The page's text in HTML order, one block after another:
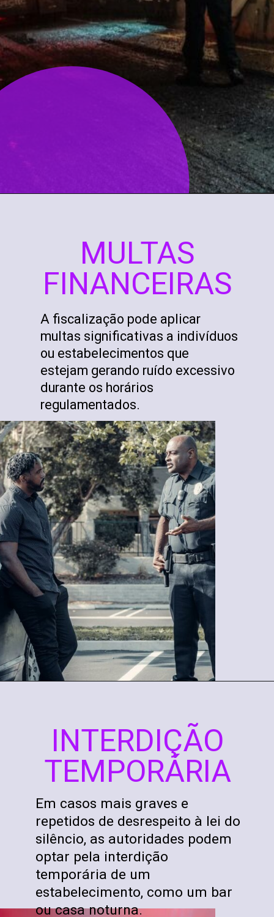
MULTAS
FINANCEIRAS
A fiscalização pode aplicar
multas significativas a indivíduos
ou estabelecimentos que
estejam gerando ruído excessivo
durante os horários
regulamentados.
INTERDIÇÃO
TEMPORÁRIA
Em casos mais graves e
repetidos de desrespeito à lei do
silêncio, as autoridades podem
optar pela interdição
temporária de um
estabelecimento, como um bar
ou casa noturna.